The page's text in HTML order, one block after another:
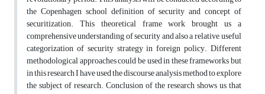
the Copenhagen school definition of security and concept of
securitization. This theoretical frame work brought us a
comprehensive understanding of security and also a relative, useful
categorization of security strategy in foreign policy. Different
methodological approaches could be used in these frameworks but
in this research I have used the discourse analysis method to explore
the subject of research. Conclusion of the research shows us that